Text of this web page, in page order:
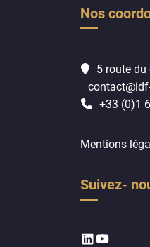
Nos
5 route du
+33 (0)1
Mentions
Suivez-
LinkedIn
YouTube